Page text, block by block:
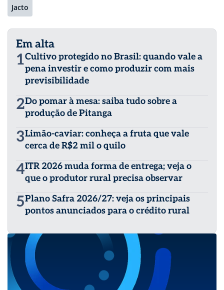
Jacto
Em alta
1Cultivo protegido no Brasil: quando vale a
pena investir e como produzir com mais
previsibilidade
2Do pomar à mesa: saiba tudo sobre a
produção de Pitanga
3Limão-caviar: conheça a fruta que vale
cerca de R$2 mil o quilo
4ITR 2026 muda forma de entrega; veja o
que o produtor rural precisa observar
5Plano Safra 2026/27: veja os principais
pontos anunciados para o crédito rural